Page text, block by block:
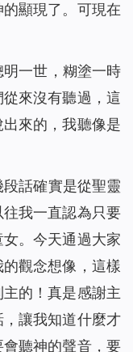
顯現了。可現在
一世，糊塗一時
來沒有聽過，這
來的，我聽像是
話確實是從聖靈
我一直認為只要
。今天通過大家
觀念想像，這樣
的！真是感謝主
讓我知道什麼才
聽神的聲音，要